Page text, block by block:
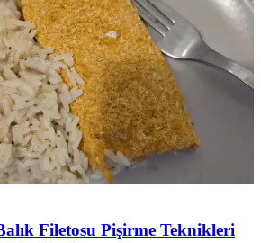
Filetosu Pişirme Teknikleri